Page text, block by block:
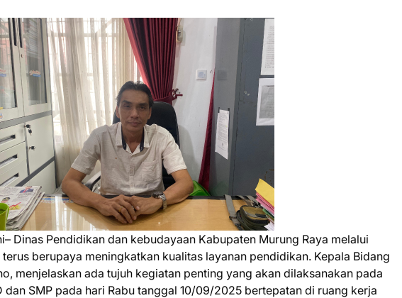
Dinas Pendidikan dan kebudayaan Kabupaten Murung Raya melalui
berupaya meningkatkan kualitas layanan pendidikan. Kepala Bidang
menjelaskan ada tujuh kegiatan penting yang akan dilaksanakan pada
dan SMP pada hari Rabu tanggal 10/09/2025 bertepatan di ruang kerja